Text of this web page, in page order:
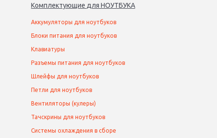
Комплектующие для НОУТБУКА
Аккумуляторы для ноутбуков
Блоки питания для ноутбуков
Клавиатуры
Разъемы питания для ноутбуков
Шлейфы для ноутбуков
Петли для ноутбуков
Вентиляторы (кулеры)
Тачскрины для ноутбуков
Системы охлаждения в сборе